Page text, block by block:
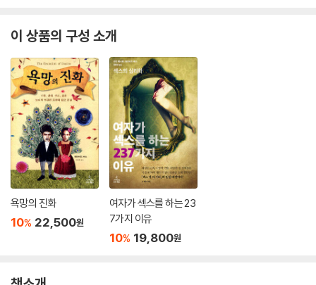
이 상품의 구성 소개
욕망의 진화
10% 22,500원
여자가 섹스를 하는 23
7가지 이유
10% 19,800원